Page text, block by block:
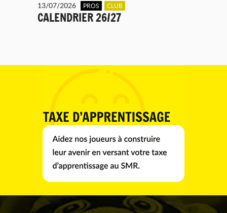
13/07/2026 PROS CLUB
CALENDRIER 26/27